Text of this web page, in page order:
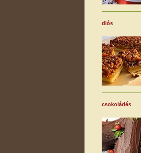
diós
csokoládés